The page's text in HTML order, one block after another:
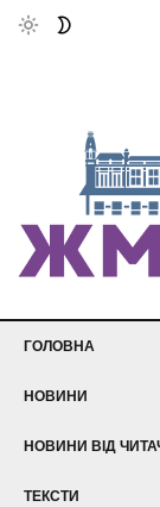
ГОЛОВНА
НОВИНИ
НОВИНИ ВІД
ТЕКСТИ